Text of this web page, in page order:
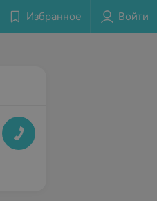
Избранное Войти